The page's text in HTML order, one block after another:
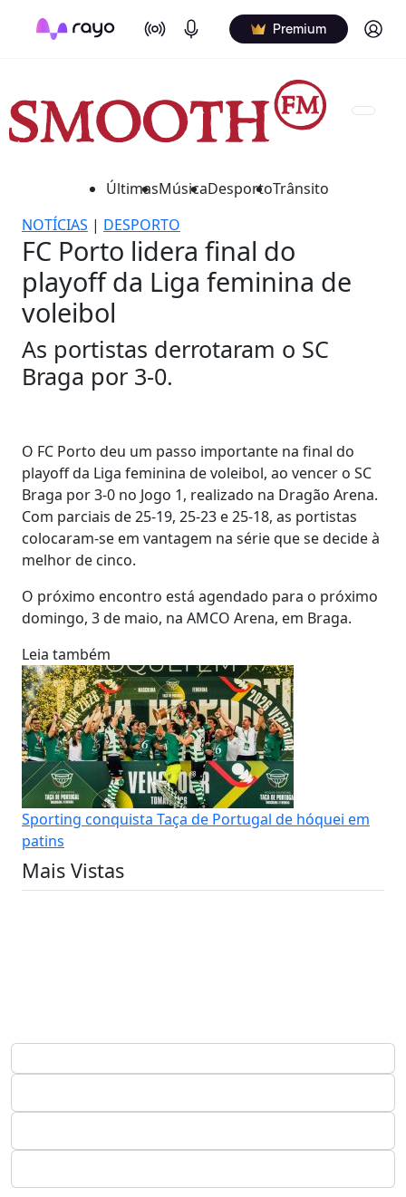
On Air Podcasts Premium Log in
ÚltimasMúsicaDesportoTrânsito
NOTÍCIAS | DESPORTO
FC Porto lidera final do
playoff da Liga feminina de
voleibol
As portistas derrotaram o SC
Braga por 3-0.
O FC Porto deu um passo importante na final do
playoff da Liga feminina de voleibol, ao vencer o SC
Braga por 3-0 no Jogo 1, realizado na Dragão Arena.
Com parciais de 25-19, 25-23 e 25-18, as portistas
colocaram-se em vantagem na série que se decide à
melhor de cinco.
O próximo encontro está agendado para o próximo
domingo, 3 de maio, na AMCO Arena, em Braga.
Leia também
Sporting conquista Taça de Portugal de hóquei em
patins
Mais Vistas